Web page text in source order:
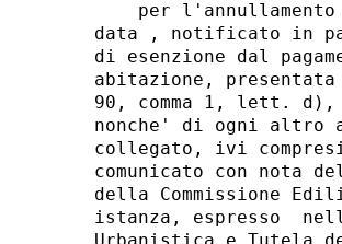
per
data , notificato in
di esenzione dal
abitazione,
90, comma 1, lett.
nonche' di ogni altro
collegato, ivi
comunicato con nota
della Commissione
istanza, espresso